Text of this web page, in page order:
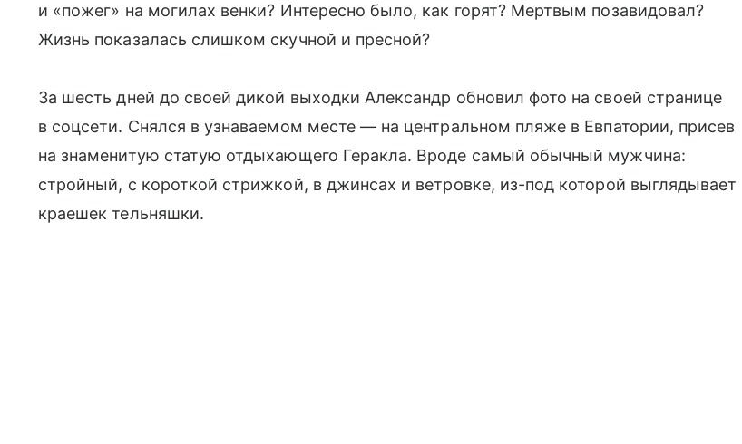
и «пожег» на могилах венки? Интересно было, как горят? Мертвым позавидовал?
Жизнь показалась слишком скучной и пресной?
За шесть дней до своей дикой выходки Александр обновил фото на своей странице
в соцсети. Снялся в узнаваемом месте — на центральном пляже в Евпатории, присев
на знаменитую статую отдыхающего Геракла. Вроде самый обычный мужчина:
стройный, с короткой стрижкой, в джинсах и ветровке, из-под которой выглядывает
краешек тельняшки.